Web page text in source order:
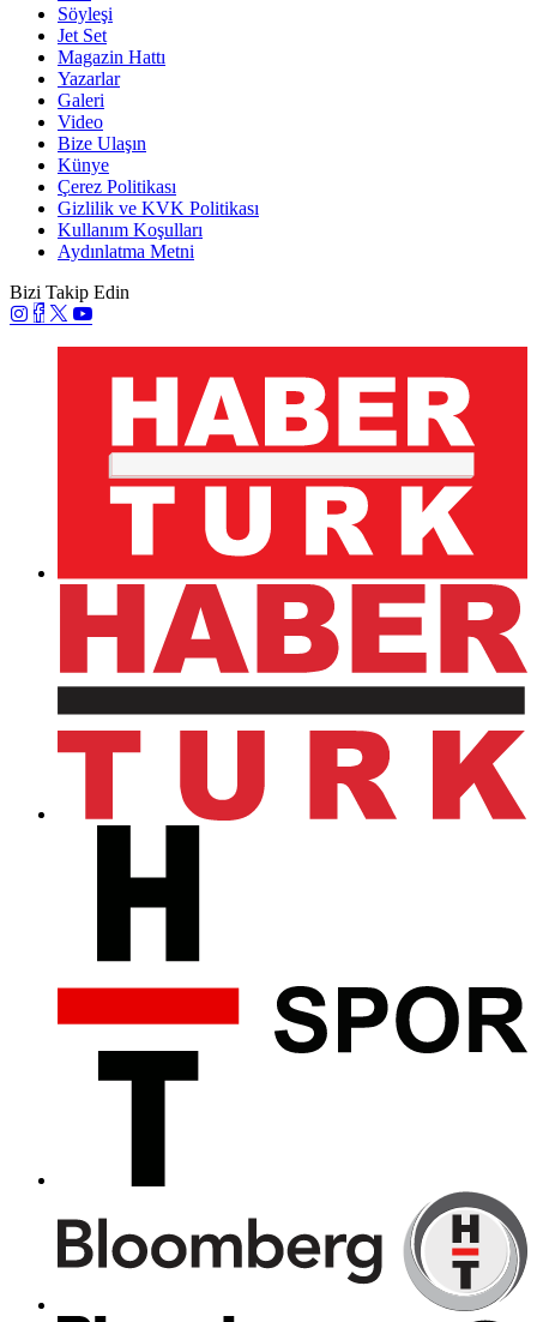
Söyleşi
Jet Set
Magazin Hattı
Yazarlar
Galeri
Video
Bize Ulaşın
Künye
Çerez Politikası
Gizlilik ve KVK Politikası
Kullanım Koşulları
Aydınlatma Metni
Bizi Takip Edin